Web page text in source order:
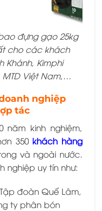
đựng gạo 25kg
cho các khách
Khánh, Kimphi
MTD Việt Nam,…
nghiệp
tác
năm kinh nghiệm,
350 khách hàng
và ngoài nước.
nghiệp uy tín như:
đoàn Quế Lâm,
ty phân bón